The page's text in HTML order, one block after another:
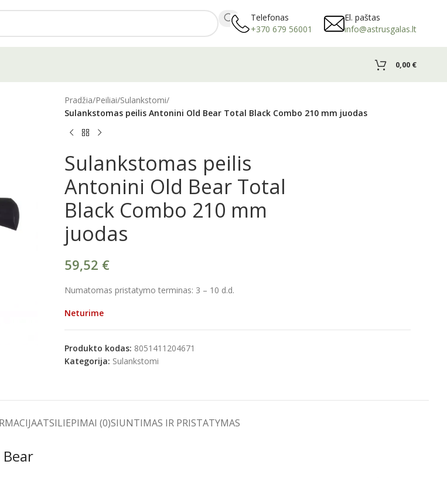
Telefonas
+370 679 56001
El. paštas
info@astrusgalas.lt
0,00 €
Pradžia/Peiliai/Sulankstomi/
Sulankstomas peilis Antonini Old Bear Total Black Combo 210 mm juodas
Sulankstomas peilis
Antonini Old Bear Total
Black Combo 210 mm
juodas
59,52 €
Numatomas pristatymo terminas: 3 – 10 d.d.
Neturime
Produkto kodas: 8051411204671
Kategorija: Sulankstomi
ATSILIEPIMAI (0)SIUNTIMAS IR PRISTATYMAS